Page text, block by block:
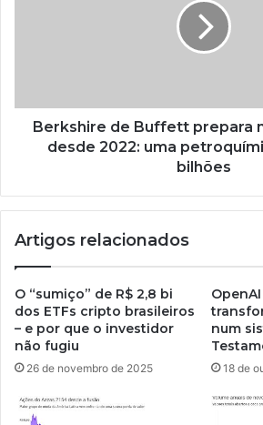
Berkshire de Buffett prepara
desde 2022: uma
bilhões
Artigos relacionados
O “sumiço” de R$ 2,8 bi
dos ETFs cripto brasileiros
– e por que o investidor
não fugiu
26 de novembro de 2025
num
18 de